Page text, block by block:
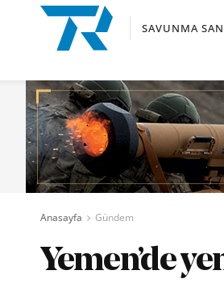
SAVUNMA
Anasayfa Gündem
Yemen’de